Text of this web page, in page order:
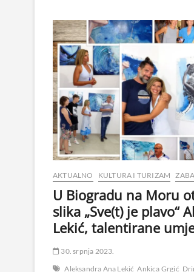
AKTUALNO KULTURA I TURIZAM
U Biogradu na Moru
slika „Sve(t) je plavo“
Lekić, talentirane
30. srpnja 2023.
Aleksandra Ana Lekić Ankica Grgić